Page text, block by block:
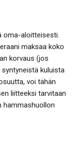
oma-aloitteisesti.
maksaa koko
korvaus (jos
kuluista
voi tähän
liitteeksi tarvitaan
hammashuollon